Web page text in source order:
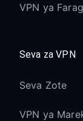
VPN ya
Seva za VPN
Seva Zote
VPN ya